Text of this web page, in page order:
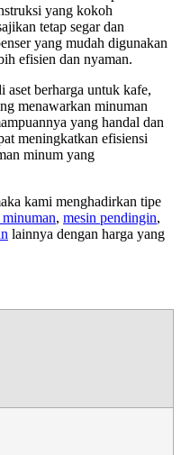
yang kokoh
tetap segar dan
yang mudah digunakan
efisien dan nyaman.
aset berharga untuk kafe,
menawarkan minuman
yang handal dan
meningkatkan efisiensi
minum yang
kami menghadirkan tipe
, mesin pendingin,
lainnya dengan harga yang